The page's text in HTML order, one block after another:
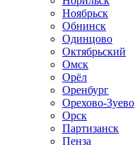
Ноябрьск
Обнинск
Одинцово
Октябрьский
Омск
Орёл
Оренбург
Орехово-Зуево
Орск
Партизанск
Пенза